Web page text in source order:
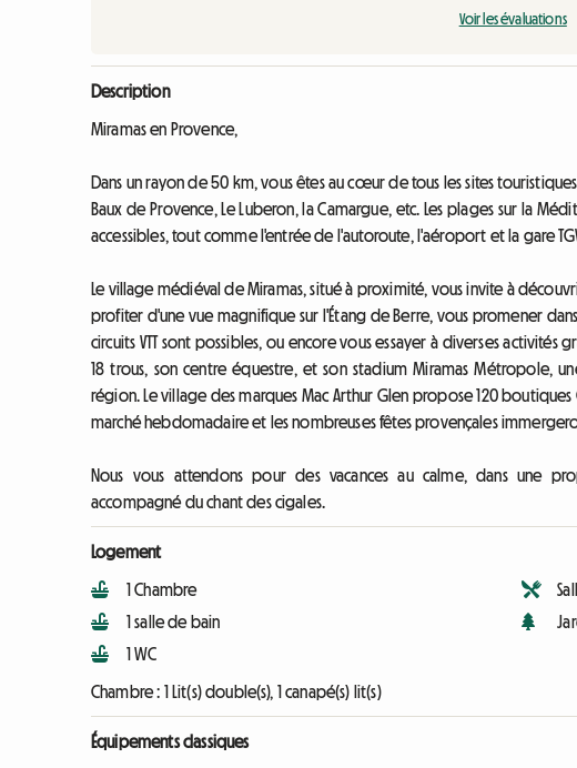
Voir les évaluations
Description
Miramas en Provence,
Dans un rayon de 50 km, vous êtes au cœur de tous les sites
Baux de Provence, Le Luberon, la Camargue, etc. Les plages sur la
accessibles, tout comme l'entrée de l'autoroute, l'aéroport et la gare
Le village médiéval de Miramas, situé à proximité, vous invite à
profiter d'une vue magnifique sur l'Étang de Berre, vous promener
circuits VTT sont possibles, ou encore vous essayer à diverses
18 trous, son centre équestre, et son stadium Miramas Métropole,
région. Le village des marques Mac Arthur Glen propose 120
marché hebdomadaire et les nombreuses fêtes provençales
Nous vous attendons pour des vacances au calme, dans une
accompagné du chant des cigales.
Logement
1 Chambre
1 salle de bain
1 WC
Chambre : 1 Lit(s) double(s), 1 canapé(s) lit(s)
Équipements classiques